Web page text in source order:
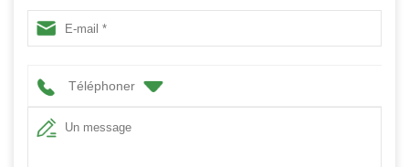
Ornament
Téléphoner